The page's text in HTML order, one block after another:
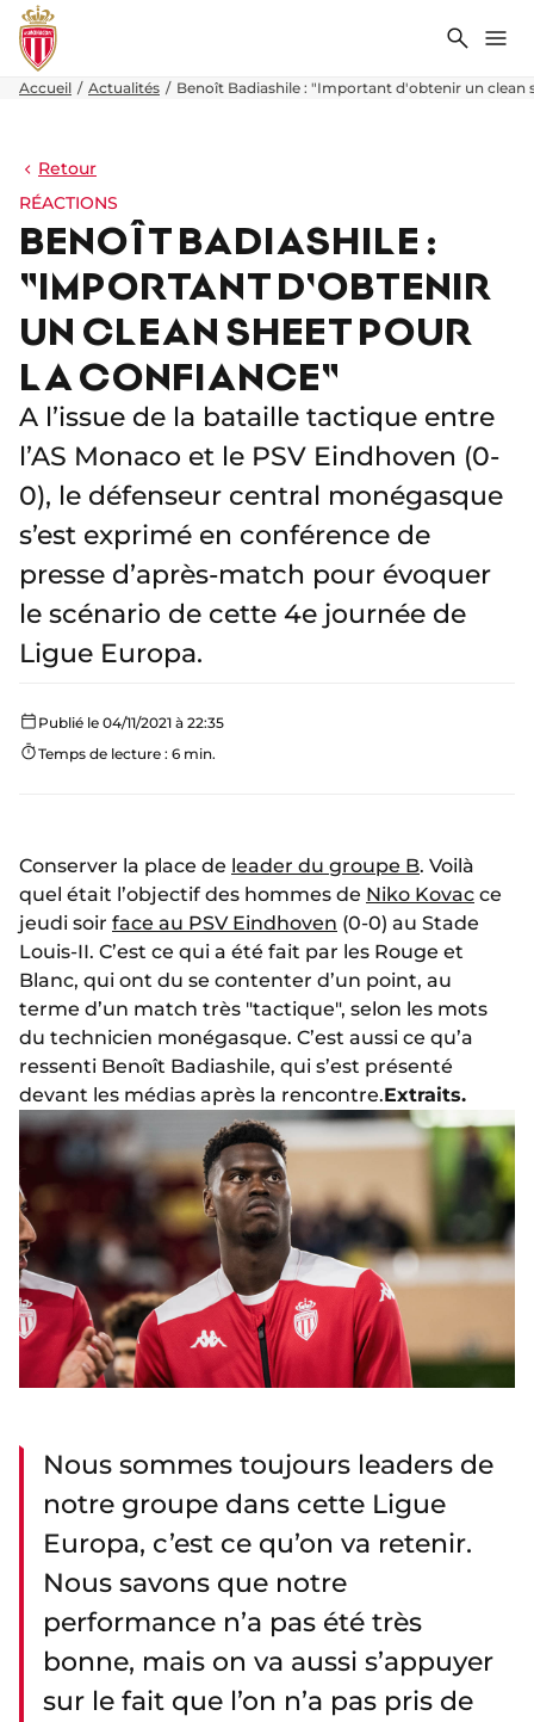
Accueil Actualités Benoît Badiashile : "Important d'obtenir un clean
Retour
RÉACTIONS
BENOÎT BADIASHILE :
"IMPORTANT D'OBTENIR
UN CLEAN SHEET POUR
LA CONFIANCE"
A l’issue de la bataille tactique entre
l’AS Monaco et le PSV Eindhoven (0-
0), le défenseur central monégasque
s’est exprimé en conférence de
presse d’après-match pour évoquer
le scénario de cette 4e journée de
Ligue Europa.
Publié le 04/11/2021 à 22:35
Temps de lecture : 6 min.
Conserver la place de leader du groupe B. Voilà
quel était l’objectif des hommes de Niko Kovac ce
jeudi soir face au PSV Eindhoven (0-0) au Stade
Louis-II. C’est ce qui a été fait par les Rouge et
Blanc, qui ont du se contenter d’un point, au
terme d’un match très "tactique", selon les mots
du technicien monégasque. C’est aussi ce qu’a
ressenti Benoît Badiashile, qui s’est présenté
devant les médias après la rencontre.Extraits.
Nous sommes toujours leaders de
notre groupe dans cette Ligue
Europa, c’est ce qu’on va retenir.
Nous savons que notre
performance n’a pas été très
bonne, mais on va aussi s’appuyer
sur le fait que l’on n’a pas pris de